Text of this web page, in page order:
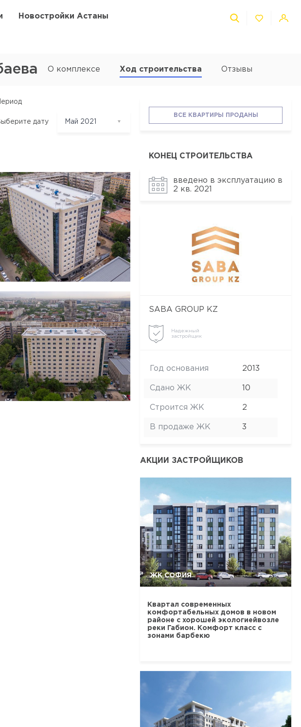
Новостройки Астаны
О комплексе Ход строительства Отзывы
дату Май 2021
Февраль 2021
Январь 2021
Декабрь 2020
Ноябрь 2020
Октябрь 2020
Июнь 2020
Май 2020
ВСЕ КВАРТИРЫ ПРОДАНЫ
КОНЕЦ СТРОИТЕЛЬСТВА
введено в эксплуатацию в
2 кв. 2021
SABA GROUP KZ
Надежный
застройщик
Год основания 2013
Сдано ЖК 10
Строится ЖК 2
В продаже ЖК 3
АКЦИИ ЗАСТРОЙЩИКОВ
ЖК СОФИЯ
Квартал современных
комфортабельных домов в новом
районе с хорошей экологиейвозле
реки Габион. Комфорт класс с
зонами барбекю